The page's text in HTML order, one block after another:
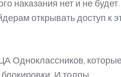
наказания нет и не будет.
открывать доступ к
Одноклассников,
И толпы